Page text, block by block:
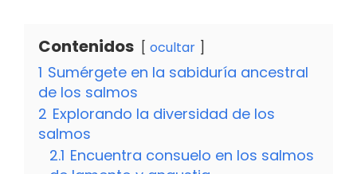
Contenidos ocultar
1 Sumérgete en la sabiduría ancestral
de los salmos
2 Explorando la diversidad de los
salmos
2.1 Encuentra consuelo en los salmos